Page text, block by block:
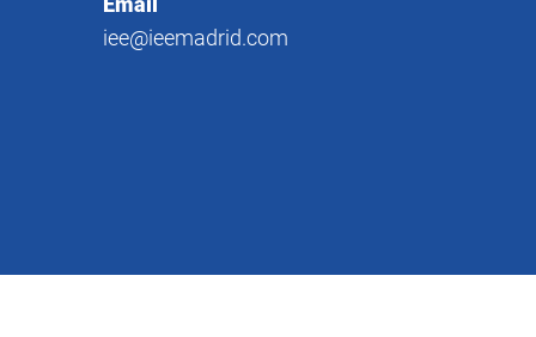
iee@ieemadrid.com